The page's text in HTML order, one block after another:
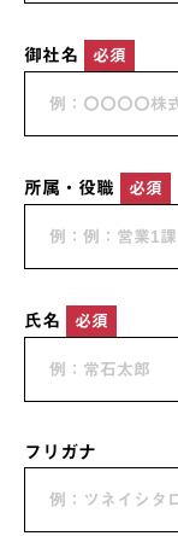
御社名 必須
所属・役職 必須
氏名 必須
フリガナ